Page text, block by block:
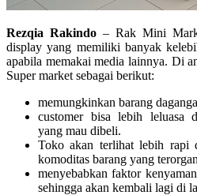
Rezqia Rakindo – Rak Mini
display yang memiliki banyak
apabila memakai media lainnya. Di
Super market sebagai berikut:
memungkinkan barang
customer bisa lebih leluasa
yang mau dibeli.
Toko akan terlihat lebih rapi
komoditas barang yang
menyebabkan faktor
sehingga akan kembali lagi di